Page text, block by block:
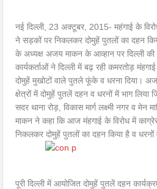
नई दिल्ली, 23 अक्टूबर, 2015- महंगाई के
ने सड़कों पर निकलकर दोमुहें पुतलों का दहन
के अध्यक्ष अजय माकन के आव्हान पर दिल्ली की
कार्यकर्ताओं ने दिल्ली में बढ़ रही कमरतोड़
दोमुहें मुखोटों वाले पुतले फूंके व धरना दिया।
क्षेत्रों में दोमुहें पुतलें दहन व धरनों में भाग लिया
सदर थाना रोड़, विकास मार्ग लक्ष्मी नगर व मेन
माकन ने कहा कि आज मंहगाई के विरोध में
निकलकर दोमुहें पुतलों का दहन किया है व धरनों
पूरी दिल्ली में आयोजित दोमुहें पुतलें दहन